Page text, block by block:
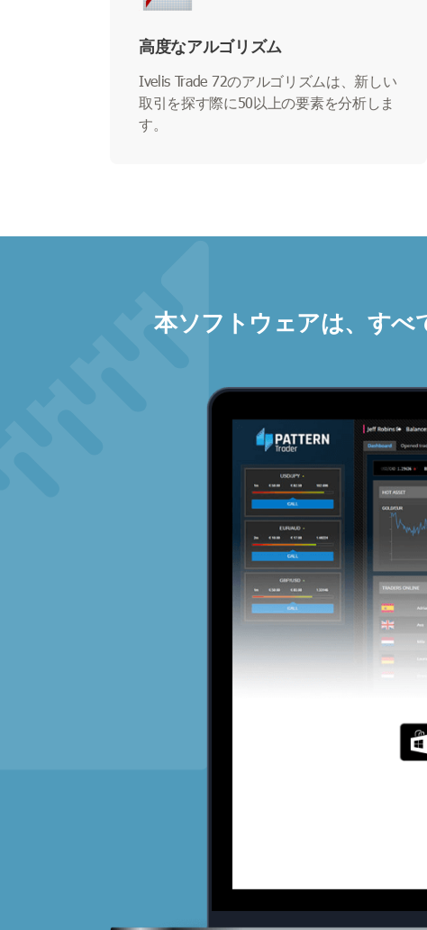
高度なアルゴリズム
Ivelis Trade 72のアルゴリズムは、新しい
取引を探す際に50以上の要素を分析しま
す。
本ソフトウェアは、す